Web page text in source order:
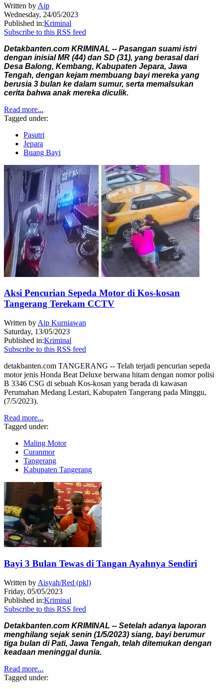
Written by Aip
Wednesday, 24/05/2023
Published in:Kriminal
Subscribe to this RSS feed
Detakbanten.com KRIMINAL -- Pasangan suami istri
dengan inisial MR (44) dan SD (31), yang berasal dari
Desa Balong, Kembang, Kabupaten Jepara, Jawa
Tengah, dengan kejam membuang bayi mereka yang
berusia 3 bulan ke dalam sumur, serta memalsukan
cerita bahwa anak mereka diculik.
Read more...
Tagged under:
Pasutri
Jepara
Buang Bayi
Aksi Pencurian Sepeda Motor di Kos-kosan
Tangerang Terekam CCTV
Written by Aip Kurniawan
Saturday, 13/05/2023
Published in:Kriminal
Subscribe to this RSS feed
detakbanten.com TANGERANG -- Telah terjadi pencurian sepeda
motor jenis Honda Beat Deluxe berwana hitam dengan nomor polisi
B 3346 CSG di sebuah Kos-kosan yang berada di kawasan
Perumahan Medang Lestari, Kabupaten Tangerang pada Minggu,
(7/5/2023).
Read more...
Tagged under:
Maling Motor
Curanmor
Tangerang
Kabupaten Tangerang
Bayi 3 Bulan Tewas di Tangan Ayahnya Sendiri
Written by Aisyah/Red (pkl)
Friday, 05/05/2023
Published in:Kriminal
Subscribe to this RSS feed
Detakbanten.com KRIMINAL -- Setelah adanya laporan
menghilang sejak senin (1/5/2023) siang, bayi berumur
tiga bulan di Pati, Jawa Tengah, telah ditemukan dengan
keadaan meninggal dunia.
Read more...
Tagged under: